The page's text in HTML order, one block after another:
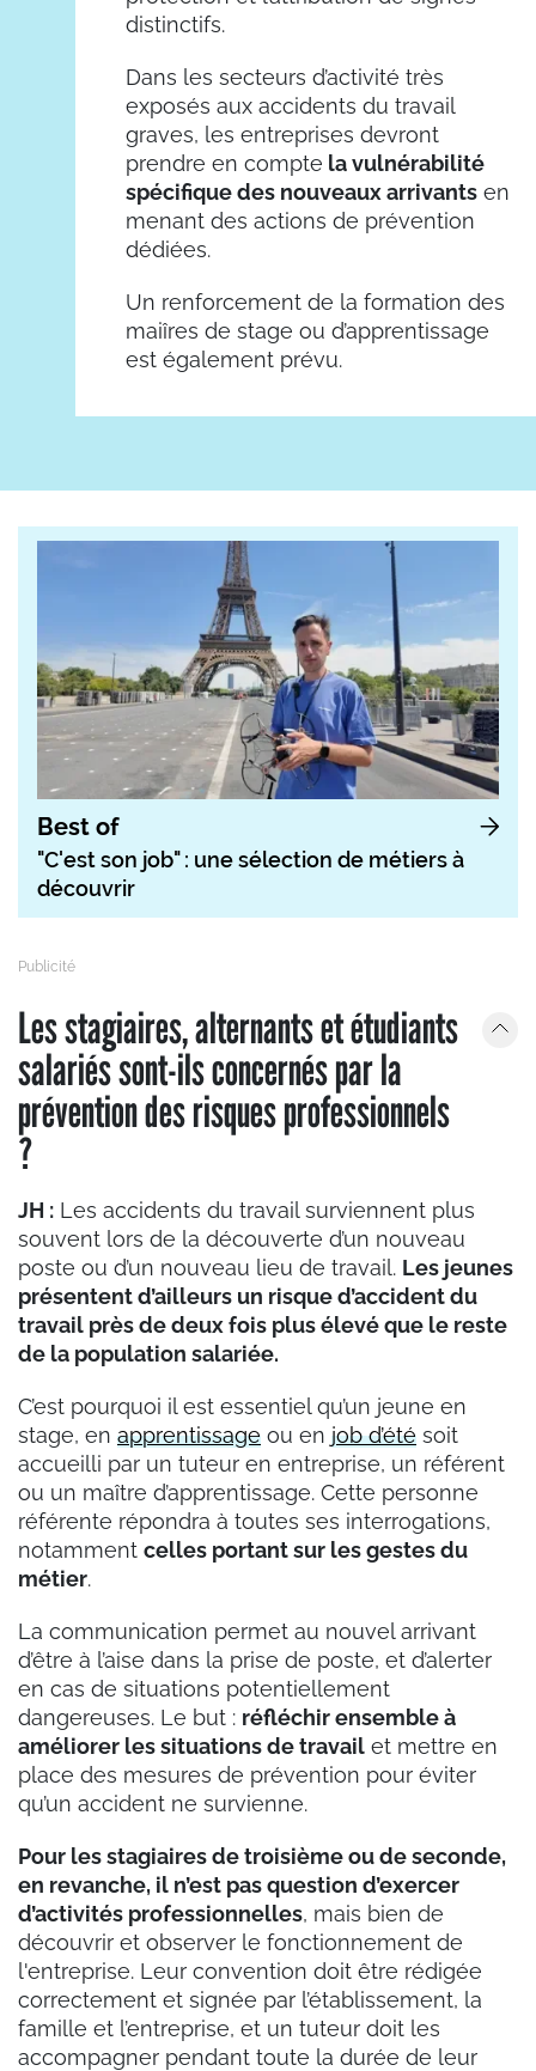
distinctifs.
Dans les secteurs d’activité très
exposés aux accidents du travail
graves, les entreprises devront
prendre en compte la vulnérabilité
spécifique des nouveaux arrivants en
menant des actions de prévention
dédiées.
Un renforcement de la formation des
maiîres de stage ou d’apprentissage
est également prévu.
Best of
"C'est son job" : une sélection de métiers à
découvrir
Les stagiaires, alternants et étudiants
salariés sont-ils concernés par la
prévention des risques professionnels
?
JH : Les accidents du travail surviennent plus
souvent lors de la découverte d’un nouveau
poste ou d’un nouveau lieu de travail. Les jeunes
présentent d’ailleurs un risque d’accident du
travail près de deux fois plus élevé que le reste
de la population salariée.
C’est pourquoi il est essentiel qu’un jeune en
stage, en apprentissage ou en job d’été soit
accueilli par un tuteur en entreprise, un référent
ou un maître d’apprentissage. Cette personne
référente répondra à toutes ses interrogations,
notamment celles portant sur les gestes du
métier.
La communication permet au nouvel arrivant
d’être à l’aise dans la prise de poste, et d’alerter
en cas de situations potentiellement
dangereuses. Le but : réfléchir ensemble à
améliorer les situations de travail et mettre en
place des mesures de prévention pour éviter
qu’un accident ne survienne.
Pour les stagiaires de troisième ou de seconde,
en revanche, il n’est pas question d’exercer
d’activités professionnelles, mais bien de
découvrir et observer le fonctionnement de
l'entreprise. Leur convention doit être rédigée
correctement et signée par l’établissement, la
famille et l’entreprise, et un tuteur doit les
accompagner pendant toute la durée de leur